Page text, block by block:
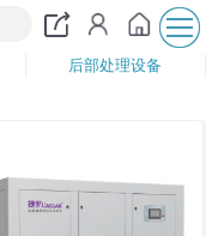
后部处理设备